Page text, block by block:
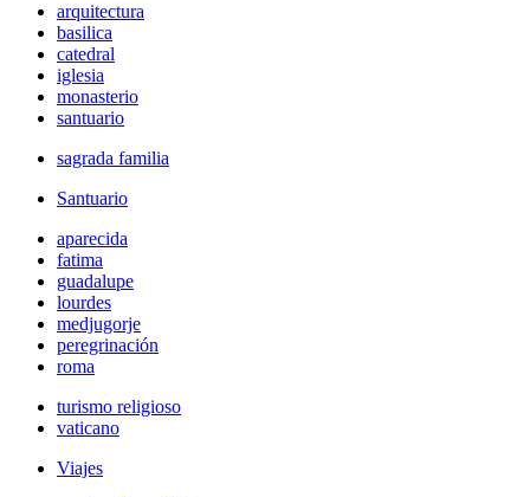
arquitectura
basilica
catedral
iglesia
monasterio
santuario
sagrada familia
Santuario
aparecida
fatima
guadalupe
lourdes
medjugorje
peregrinación
roma
turismo religioso
vaticano
Viajes